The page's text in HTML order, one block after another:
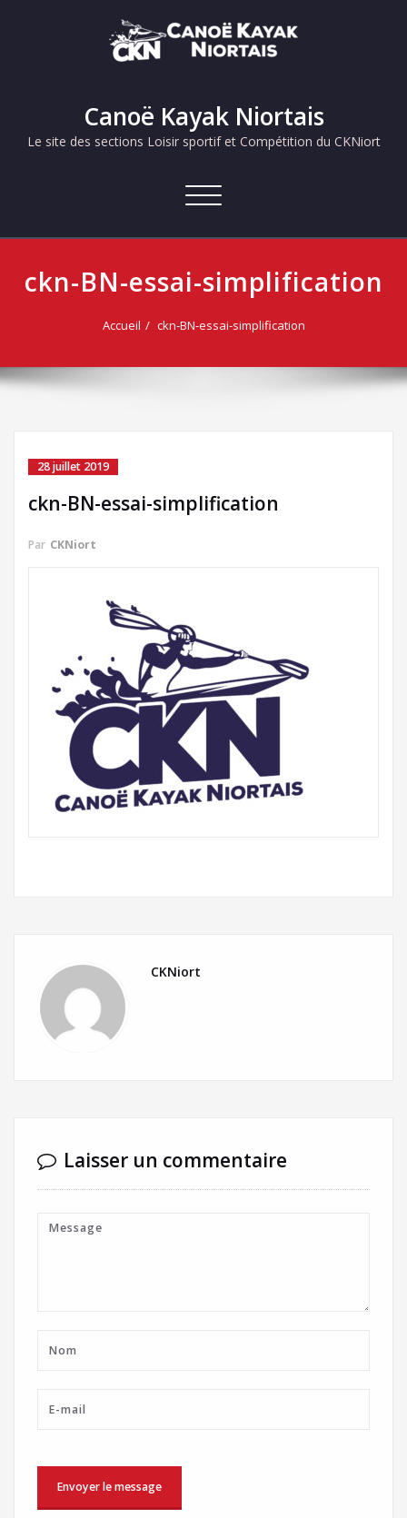
Canoë Kayak Niortais
Le site des sections Loisir sportif et Compétition du CKNiort
Afficher/masquer
navigation
ckn-BN-essai-simplification
Accueil ckn-BN-essai-simplification
28 juillet 2019
ckn-BN-essai-simplification
Par CKNiort
CKNiort
Laisser un commentaire